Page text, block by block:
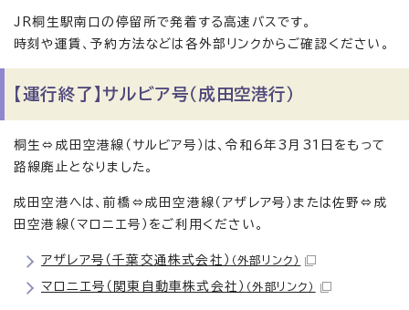
JR桐生駅南口の停留所で発着する高速バスです。
時刻や運賃、予約方法などは各外部リンクからご確認ください。
【運行終了】サルビア号（成田空港行）
桐生⇔成田空港線（サルビア号）は、令和6年3月31日をもって
路線廃止となりました。
成田空港へは、前橋⇔成田空港線（アザレア号）または佐野⇔成
田空港線（マロニエ号）をご利用ください。
アザレア号（千葉交通株式会社） （外部リンク）
マロニエ号（関東自動車株式会社） （外部リンク）